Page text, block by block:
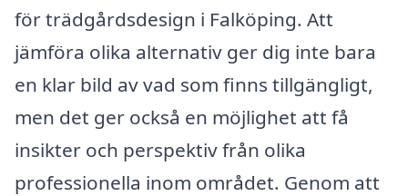
för trädgårdsdesign i Falköping. Att
jämföra olika alternativ ger dig inte bara
en klar bild av vad som finns tillgängligt,
men det ger också en möjlighet att få
insikter och perspektiv från olika
professionella inom området. Genom att